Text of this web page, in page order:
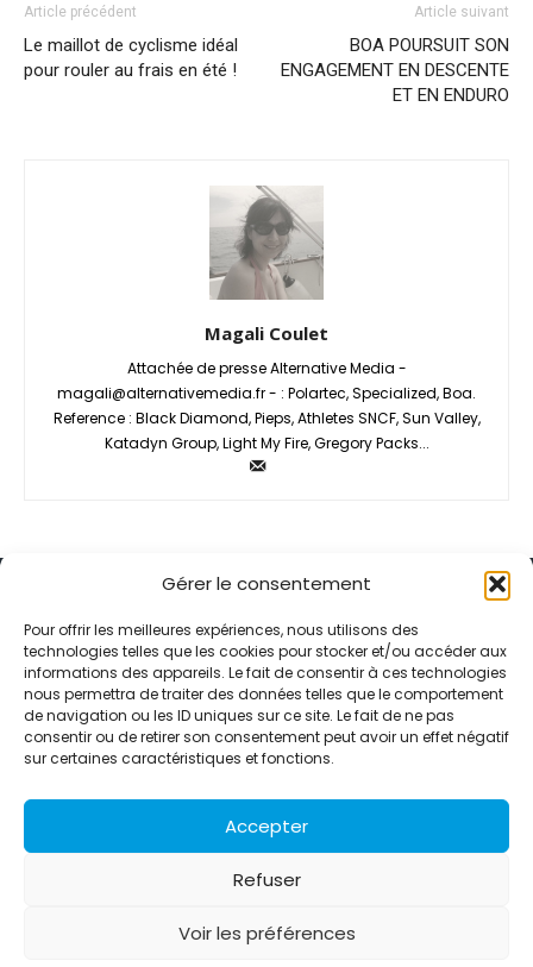
Gérer le consentement
Pour offrir les meilleures expériences, nous utilisons des
technologies telles que les cookies pour stocker et/ou accéder aux
informations des appareils. Le fait de consentir à ces technologies
nous permettra de traiter des données telles que le comportement
de navigation ou les ID uniques sur ce site. Le fait de ne pas
consentir ou de retirer son consentement peut avoir un effet négatif
sur certaines caractéristiques et fonctions.
Accepter
Refuser
Voir les préférences
Article précédent
Le maillot de cyclisme idéal
pour rouler au frais en été !
Article suivant
BOA POURSUIT SON
ENGAGEMENT EN DESCENTE
ET EN ENDURO
Magali Coulet
Attachée de presse Alternative Media -
magali@alternativemedia.fr - : Polartec, Specialized, Boa.
Reference : Black Diamond, Pieps, Athletes SNCF, Sun Valley,
Katadyn Group, Light My Fire, Gregory Packs...
Alternative Média est une agence de relations presse et de
relations publiques basée à Grenoble. Depuis 1995, elle conçoit et
pilote des stratégies de visibilité en France et à l’international
grâce à un réseau d’agences partenaires.